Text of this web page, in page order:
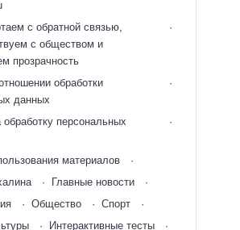
с обратной связью,
с обществом и
прозрачность
обработки
данных
персональных
материалов
Главные новости
Общество
Спорт
Интерактивные тесты